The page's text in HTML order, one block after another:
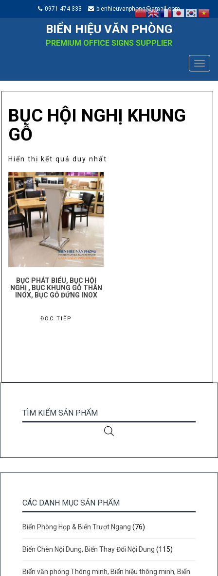
0971 474 333 bienhieuvanphong@gmail.com
BIỂN HIỆU VĂN PHÒNG
PREMIUM OFFICE SIGNS SUPPLIER
BỤC HỘI NGHỊ KHUNG
GỖ
Hiển thị kết quả duy nhất
BỤC PHÁT BIỂU, BỤC HỘI
NGHỊ , BỤC KHUNG GỖ THÂN
INOX, BỤC GỖ ĐỨNG INOX
ĐỌC TIẾP
TÌM KIẾM SẢN PHẨM
CÁC DANH MỤC SẢN PHẨM
Biển Phòng Họp & Biển Trượt Ngang (76)
Biển Chèn Nội Dung, Biển Thay Đổi Nội Dung (115)
Biển văn phòng Thông minh, Biển hiệu thông minh, Biển